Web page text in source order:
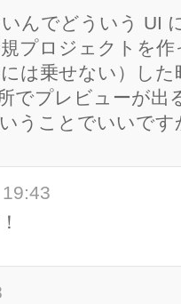
んでどういう UI
プロジェクトを
は乗せない）し
でプレビューが
うことでいいです